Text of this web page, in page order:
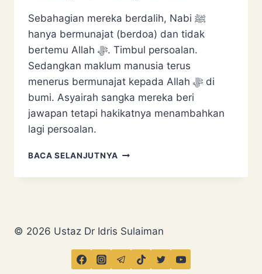
Sebahagian mereka berdalih, Nabi ﷺ
hanya bermunajat (berdoa) dan tidak
bertemu Allah ﷻ. Timbul persoalan.
Sedangkan maklum manusia terus
menerus bermunajat kepada Allah ﷻ di
bumi. Asyairah sangka mereka beri
jawapan tetapi hakikatnya menambahkan
lagi persoalan.
BACA SELANJUTNYA ASYAIRAH
ISRAK
TIDAK
ALLAH
TETAPI
© 2026 Ustaz Dr Idris Sulaiman